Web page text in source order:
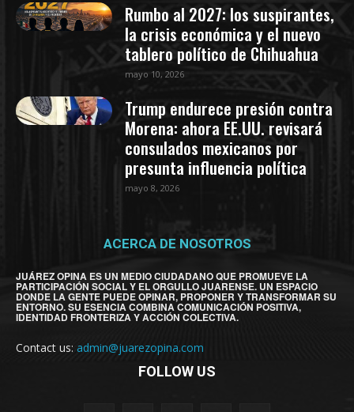
Rumbo al 2027: los suspirantes,
la crisis económica y el nuevo
tablero político de Chihuahua
mayo 10, 2026
Trump endurece presión contra
Morena: ahora EE.UU. revisará
consulados mexicanos por
presunta influencia política
mayo 8, 2026
ACERCA DE NOSOTROS
JUÁREZ OPINA ES UN MEDIO CIUDADANO QUE PROMUEVE LA
PARTICIPACIÓN SOCIAL Y EL ORGULLO JUARENSE. UN ESPACIO
DONDE LA GENTE PUEDE OPINAR, PROPONER Y TRANSFORMAR SU
ENTORNO. SU ESENCIA COMBINA COMUNICACIÓN POSITIVA,
IDENTIDAD FRONTERIZA Y ACCIÓN COLECTIVA.
Contact us: admin@juarezopina.com
FOLLOW US